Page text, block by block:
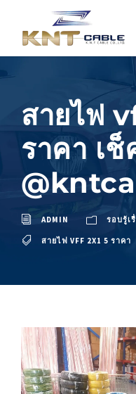
สายไฟ
ราคา เ
ADMIN รอบรู้เ
สายไฟ VFF 2X1 5 ราคา